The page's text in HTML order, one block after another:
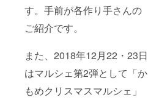
す。手前が各作り手さんの
ご紹介です。
また、2018年12月22・23日
はマルシェ第2弾として「か
もめクリスマスマルシェ」